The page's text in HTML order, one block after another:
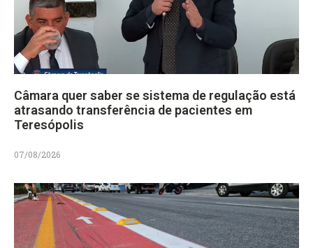
Câmara quer saber se sistema de regulação está
atrasando transferência de pacientes em
Teresópolis
07/08/2026